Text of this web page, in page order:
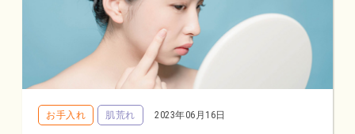
お手入れ 肌荒れ 2023年06月16日